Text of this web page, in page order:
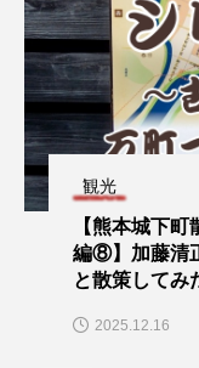
観光
【熊本城下
編⑧】加藤清
と散策してみ
2025.12.16